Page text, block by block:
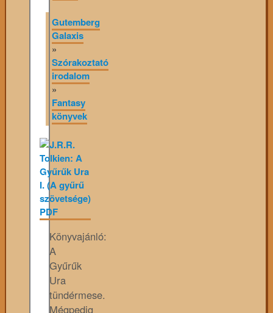
Gutemberg
Galaxis
»
Szórakoztató
irodalom
»
Fantasy
könyvek
Könyvajánló:
A
Gyűrűk
Ura
tündérmese.
Mégpedig